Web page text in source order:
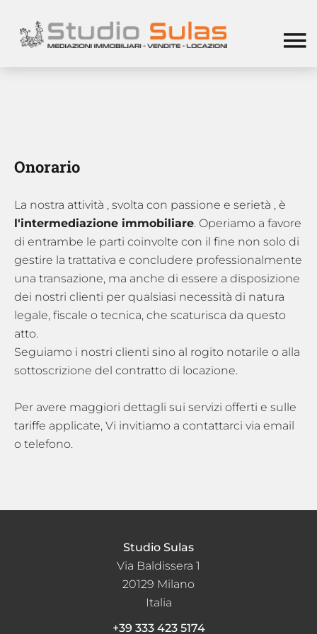
Onorario
La nostra attività , svolta con passione e serietà , è
l'intermediazione immobiliare. Operiamo a favore
di entrambe le parti coinvolte con il fine non solo di
gestire la trattativa e concludere professionalmente
una transazione, ma anche di essere a disposizione
dei nostri clienti per qualsiasi necessità di natura
legale, fiscale o tecnica, che scaturisca da questo
atto.
Seguiamo i nostri clienti sino al rogito notarile o alla
sottoscrizione del contratto di locazione.
Per avere maggiori dettagli sui servizi offerti e sulle
tariffe applicate, Vi invitiamo a contattarci via email
o telefono.
Studio Sulas
Via Baldissera 1
20129 Milano
Italia
+39 333 423 5174